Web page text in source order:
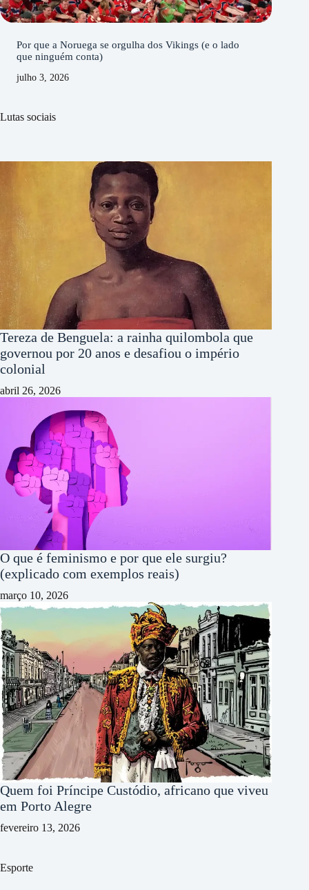
Por que a Noruega se orgulha dos Vikings (e o lado
que ninguém conta)
julho 3, 2026
Lutas sociais
Tereza de Benguela: a rainha quilombola que
governou por 20 anos e desafiou o império
colonial
abril 26, 2026
O que é feminismo e por que ele surgiu?
(explicado com exemplos reais)
março 10, 2026
Quem foi Príncipe Custódio, africano que viveu
em Porto Alegre
fevereiro 13, 2026
Esporte